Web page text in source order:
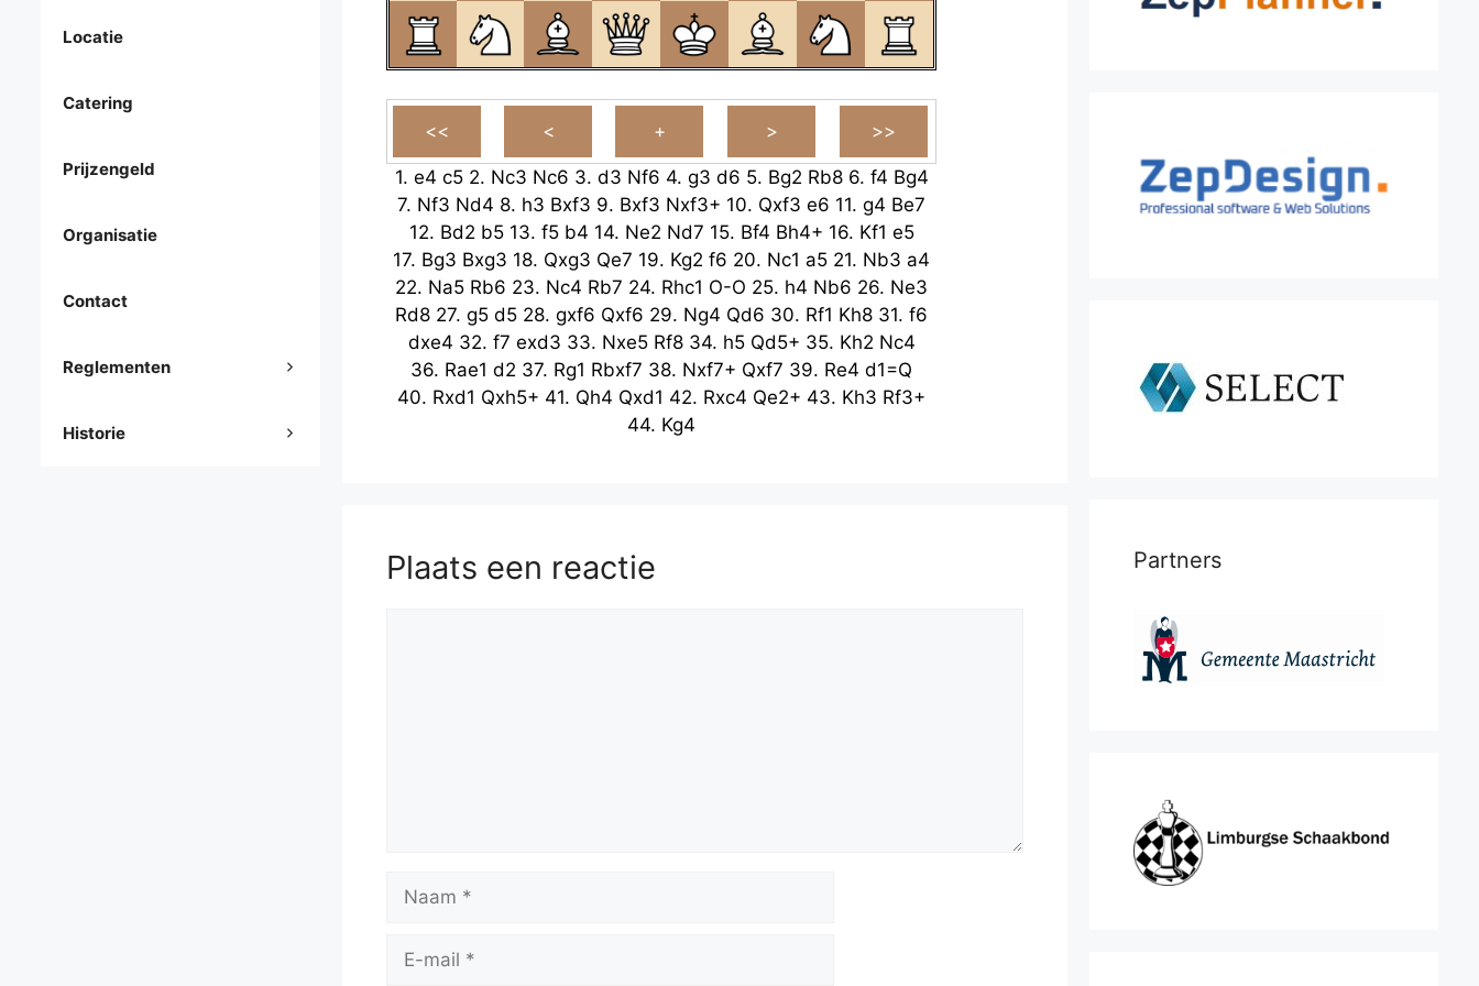
1. e4 c5 2. Nc3 Nc6 3. d3 Nf6 4. g3 d6 5. Bg2 Rb8 6. f4 Bg4
7. Nf3 Nd4 8. h3 Bxf3 9. Bxf3 Nxf3+ 10. Qxf3 e6 11. g4 Be7
12. Bd2 b5 13. f5 b4 14. Ne2 Nd7 15. Bf4 Bh4+ 16. Kf1 e5
17. Bg3 Bxg3 18. Qxg3 Qe7 19. Kg2 f6 20. Nc1 a5 21. Nb3 a4
22. Na5 Rb6 23. Nc4 Rb7 24. Rhc1 O-O 25. h4 Nb6 26. Ne3
Rd8 27. g5 d5 28. gxf6 Qxf6 29. Ng4 Qd6 30. Rf1 Kh8 31. f6
dxe4 32. f7 exd3 33. Nxe5 Rf8 34. h5 Qd5+ 35. Kh2 Nc4
36. Rae1 d2 37. Rg1 Rbxf7 38. Nxf7+ Qxf7 39. Re4 d1=Q
40. Rxd1 Qxh5+ 41. Qh4 Qxd1 42. Rxc4 Qe2+ 43. Kh3 Rf3+
44. Kg4
Plaats een reactie
mail
Locatie
Catering
Prijzengeld
Organisatie
Contact
Reglementen
Historie
Partners